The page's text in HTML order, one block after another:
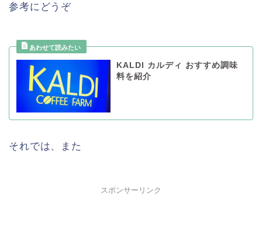
参考にどうぞ
KALDI カルディ おすすめ調味
料を紹介
それでは、また
スポンサーリンク